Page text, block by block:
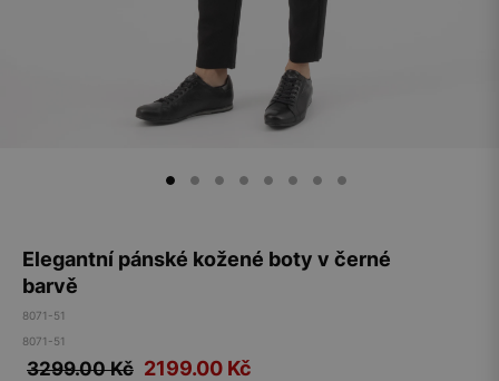
Elegantní pánské kožené boty v černé
barvě
8071-51
8071-51
3299.00 Kč 2199.00 Kč